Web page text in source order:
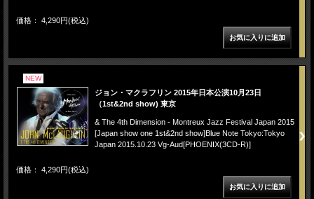
価格： 4,290円(税込)
NEW
ジョン・マクラフリン 2015年日本公演10月23日
（1st&2nd show) 東京
& The 4th Dimension - Montreux Jazz Festival Japan 2015
[Japan show one 1st&2nd show]Blue Note Tokyo:Tokyo
Japan 2015.10.23 Vg-Aud[PHOENIX(3CD-R)]
価格： 4,290円(税込)